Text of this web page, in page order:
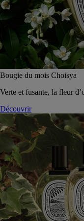
Bougie du mois Choisya
Verte et fusante, la fleur
Découvrir